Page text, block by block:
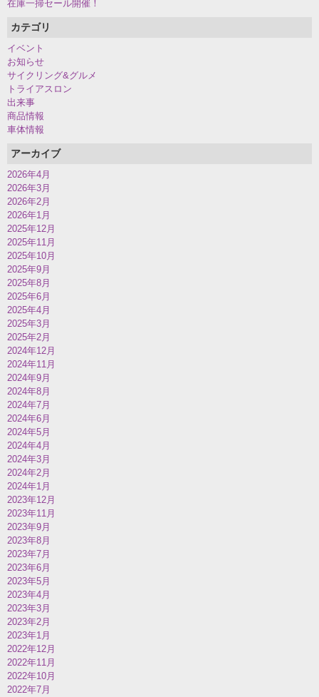
在庫一掃セール開催！
カテゴリ
イベント
お知らせ
サイクリング&グルメ
トライアスロン
出来事
商品情報
車体情報
アーカイブ
2026年4月
2026年3月
2026年2月
2026年1月
2025年12月
2025年11月
2025年10月
2025年9月
2025年8月
2025年6月
2025年4月
2025年3月
2025年2月
2024年12月
2024年11月
2024年9月
2024年8月
2024年7月
2024年6月
2024年5月
2024年4月
2024年3月
2024年2月
2024年1月
2023年12月
2023年11月
2023年9月
2023年8月
2023年7月
2023年6月
2023年5月
2023年4月
2023年3月
2023年2月
2023年1月
2022年12月
2022年11月
2022年10月
2022年7月